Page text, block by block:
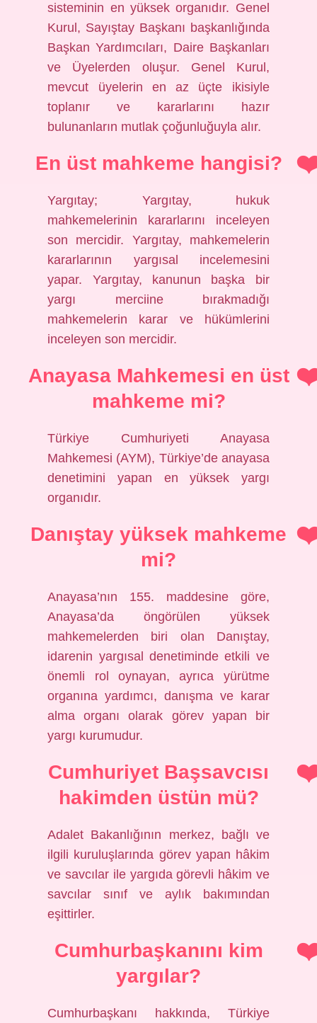
sisteminin en yüksek organıdır. Genel
Kurul, Sayıştay Başkanı başkanlığında
Başkan Yardımcıları, Daire Başkanları
ve Üyelerden oluşur. Genel Kurul,
mevcut üyelerin en az üçte ikisiyle
toplanır ve kararlarını hazır
bulunanların mutlak çoğunluğuyla alır.
En üst mahkeme hangisi?
Yargıtay; Yargıtay, hukuk
mahkemelerinin kararlarını inceleyen
son mercidir. Yargıtay, mahkemelerin
kararlarının yargısal incelemesini
yapar. Yargıtay, kanunun başka bir
yargı merciine bırakmadığı
mahkemelerin karar ve hükümlerini
inceleyen son mercidir.
Anayasa Mahkemesi en üst
mahkeme mi?
Türkiye Cumhuriyeti Anayasa
Mahkemesi (AYM), Türkiye’de anayasa
denetimini yapan en yüksek yargı
organıdır.
Danıştay yüksek mahkeme
mi?
Anayasa’nın 155. maddesine göre,
Anayasa’da öngörülen yüksek
mahkemelerden biri olan Danıştay,
idarenin yargısal denetiminde etkili ve
önemli rol oynayan, ayrıca yürütme
organına yardımcı, danışma ve karar
alma organı olarak görev yapan bir
yargı kurumudur.
Cumhuriyet Başsavcısı
hakimden üstün mü?
Adalet Bakanlığının merkez, bağlı ve
ilgili kuruluşlarında görev yapan hâkim
ve savcılar ile yargıda görevli hâkim ve
savcılar sınıf ve aylık bakımından
eşittirler.
Cumhurbaşkanını kim
yargılar?
Cumhurbaşkanı hakkında, Türkiye